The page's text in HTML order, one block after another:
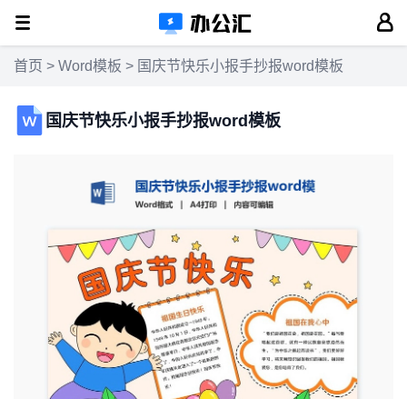
首页 > Word模板 > 国庆节快乐小报手抄报word模板
国庆节快乐小报手抄报word模板